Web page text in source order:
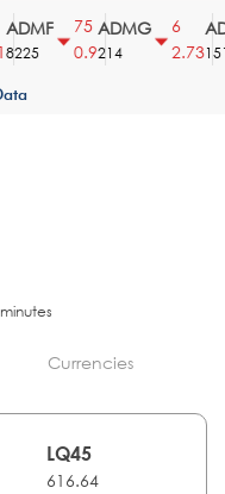
ADMF
75
0.9
ADMG
214
2.731510
Currencies
LQ45
616.64